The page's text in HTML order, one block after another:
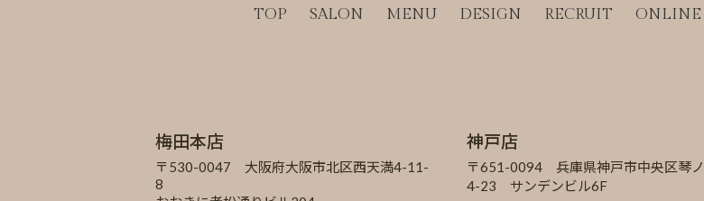
TOP SALON MENU DESIGN RECRUIT ONLINE
梅田本店
〒530-0047 大阪府大阪市北区西天満4-11-
8
神戸店
〒651-0094 兵庫県神戸市中央区琴
4-23 サンデンビル6F